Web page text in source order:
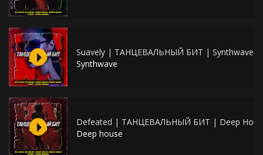
Suavely | ТАНЦЕВАЛЬНЫЙ БИТ | Synthwave
Synthwave
Defeated | ТАНЦЕВАЛЬНЫЙ БИТ | Deep
Deep house